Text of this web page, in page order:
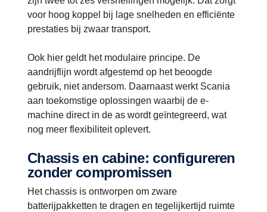
voor hoog koppel bij lage snelheden en efficiënte
prestaties bij zwaar transport.
Ook hier geldt het modulaire principe. De
aandrijflijn wordt afgestemd op het beoogde
gebruik, niet andersom. Daarnaast werkt Scania
aan toekomstige oplossingen waarbij de e-
machine direct in de as wordt geïntegreerd, wat
nog meer flexibiliteit oplevert.
Chassis en cabine: configureren
zonder compromissen
Het chassis is ontworpen om zware
batterijpakketten te dragen en tegelijkertijd ruimte